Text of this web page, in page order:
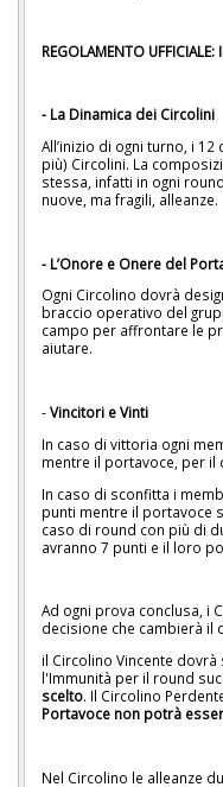
REGOLAMENTO UFFICIALE:
- La Dinamica dei Circolini ​
All’inizio di ogni turno, i
più) Circolini. ​La
stessa, infatti in ogni
nuove, ma fragili, alleanze. ​
- L’Onore e Onere del
Ogni Circolino dovrà
braccio operativo del
campo per affrontare le
aiutare. ​ ​
-Vincitori e Vinti
​In caso di vittoria ogni
mentre il portavoce, per il
​In caso di sconfitta i
punti mentre il portavoce
caso di round con più di
avranno 7 punti e il loro
Ad ogni prova conclusa, i
decisione che cambierà il
il Circolino Vincente
l'Immunità per il round
scelto. ​Il Circolino
Portavoce non potrà
Nel Circolino le alleanze